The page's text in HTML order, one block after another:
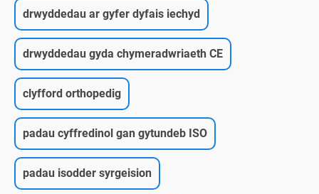
drwyddedau ar gyfer dyfais iechyd
drwyddedau gyda chymeradwriaeth CE
clyfford orthopedig
padau cyffredinol gan gytundeb ISO
padau isodder syrgeision